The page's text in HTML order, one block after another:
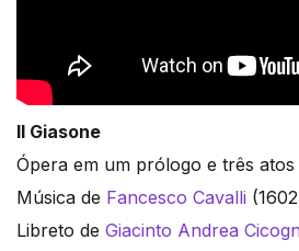
Il Giasone
Ópera em um prólogo e três atos
Música de Fancesco Cavalli
Libreto de Giacinto Andrea